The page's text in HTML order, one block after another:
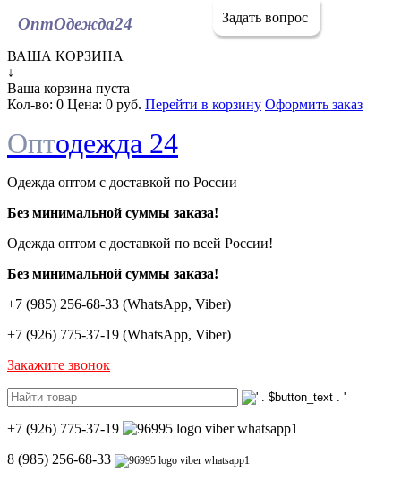
ОптОдежда24
ВАША КОРЗИНА
↓
Ваша корзина пуста
Кол-во: 0 Цена: 0 руб. Перейти в корзину Оформить заказ
Оптодежда 24
Одежда оптом с доставкой по России
Без минимальной суммы заказа!
Одежда оптом c доставкой по всей России!
Без минимальной суммы заказа!
+7 (985) 256-68-33 (WhatsApp, Viber)
+7 (926) 775-37-19 (WhatsApp, Viber)
Закажите звонок
+7 (926) 775-37-19
8 (985) 256-68-33
Задать вопрос